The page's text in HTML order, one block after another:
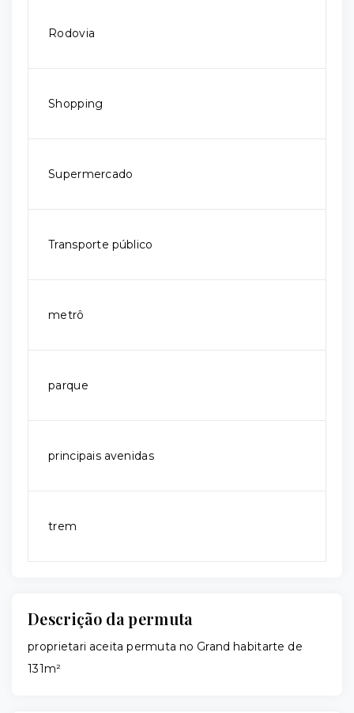
Rodovia
Shopping
Supermercado
Transporte público
metrô
parque
principais avenidas
trem
Descrição da permuta
proprietari aceita permuta no Grand habitarte de
131m²